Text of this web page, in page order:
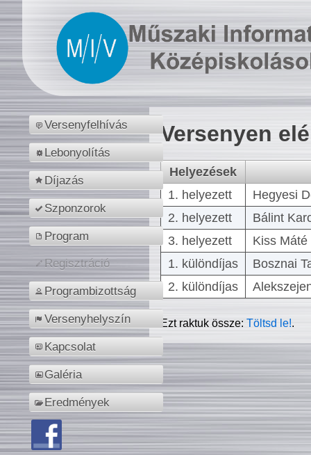
Versenyfelhívás
Lebonyolítás
Díjazás
Szponzorok
Program
Regisztráció
Programbizottság
Versenyhelyszín
Kapcsolat
Galéria
Eredmények
Versenyen
Helyezések
1. helyezett
Hegyesi
2. helyezett
Bálint
3. helyezett
Kiss
1. különdíjas
Bosznai
2. különdíjas
Ezt raktuk össze:Töltsd le!.